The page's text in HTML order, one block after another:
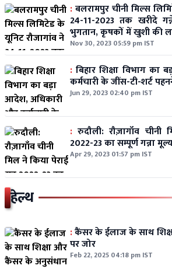
:बलरामपुर चीनी मिल्स
24-11-2023 तक खरीदे
भुगतान, कृषकों में खुशी की
Nov 30, 2023 05:59 pm IST
: बिहार शिक्षा विभाग
कर्मचारी के जींस-टी-शर्ट
Jun 29, 2023 02:40 pm IST
: रुदौली: रौज़ागाँव चीनी
2022-23 का सम्पूर्ण गन्ना
Apr 29, 2023 01:57 pm IST
हेल्थ
:कैंसर के ईलाज के साथ
पर जोर
Feb 22, 2025 04:18 pm IST